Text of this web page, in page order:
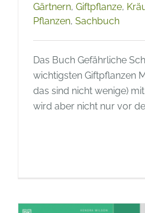
Gärtnern, Giftpflanze,
Pflanzen, Sachbuch
Das Buch Gefährliche
wichtigsten Giftpflanzen
das sind nicht wenige)
wird aber nicht nur vor